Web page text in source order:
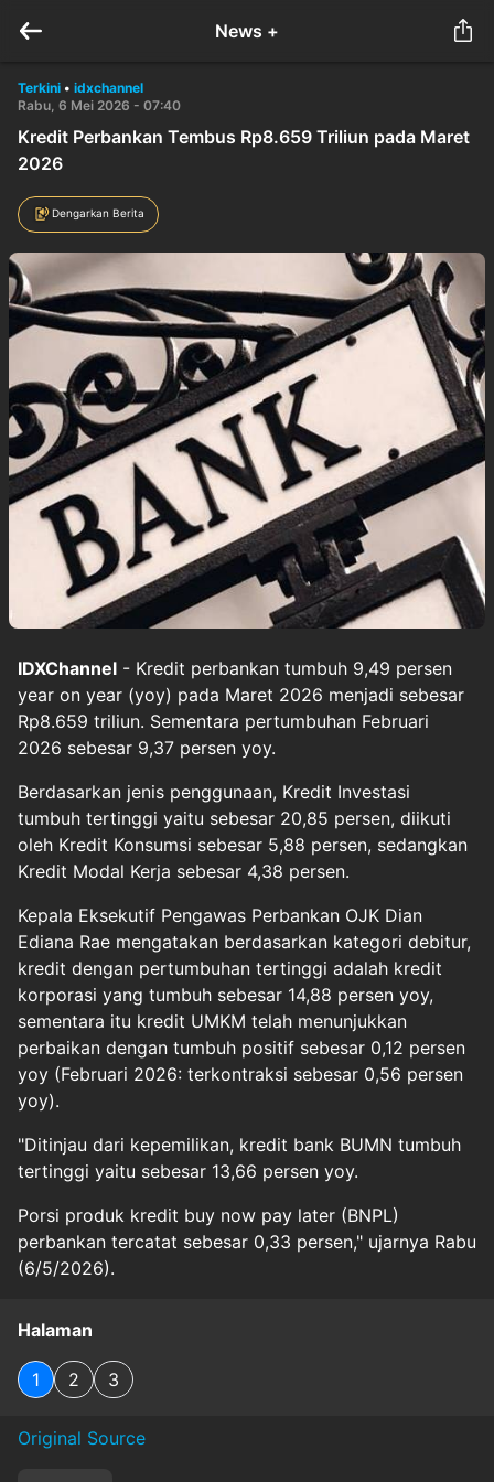
News +
Terkini • idxchannel
Rabu, 6 Mei 2026 - 07:40
Kredit Perbankan Tembus Rp8.659 Triliun pada Maret
2026
Dengarkan Berita
IDXChannel - Kredit perbankan tumbuh 9,49 persen
year on year (yoy) pada Maret 2026 menjadi sebesar
Rp8.659 triliun. Sementara pertumbuhan Februari
2026 sebesar 9,37 persen yoy.
Berdasarkan jenis penggunaan, Kredit Investasi
tumbuh tertinggi yaitu sebesar 20,85 persen, diikuti
oleh Kredit Konsumsi sebesar 5,88 persen, sedangkan
Kredit Modal Kerja sebesar 4,38 persen.
Kepala Eksekutif Pengawas Perbankan OJK Dian
Ediana Rae mengatakan berdasarkan kategori debitur,
kredit dengan pertumbuhan tertinggi adalah kredit
korporasi yang tumbuh sebesar 14,88 persen yoy,
sementara itu kredit UMKM telah menunjukkan
perbaikan dengan tumbuh positif sebesar 0,12 persen
yoy (Februari 2026: terkontraksi sebesar 0,56 persen
yoy).
"Ditinjau dari kepemilikan, kredit bank BUMN tumbuh
tertinggi yaitu sebesar 13,66 persen yoy.
Porsi produk kredit buy now pay later (BNPL)
perbankan tercatat sebesar 0,33 persen," ujarnya Rabu
(6/5/2026).
Halaman
1 2 3
Original Source